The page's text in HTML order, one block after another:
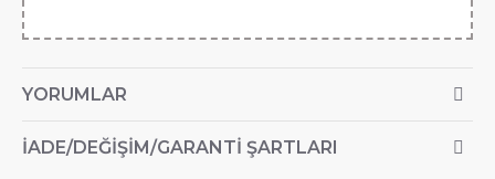
YORUMLAR
İADE/DEĞIŞIM/GARANTI ŞARTLARI